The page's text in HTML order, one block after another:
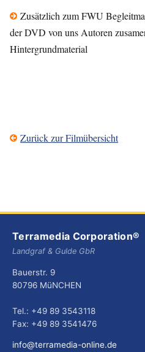
Zusätzlich zum FWU
der DVD von uns Autoren
Hintergrundmaterial
Zurück zur Filmübersicht
Terramedia Corporation®
Landgraf & Gulde GbR
Bauerstr. 9
80796 MüNCHEN
Tel.: +49 89 3543118
Fax: +49 89 3541476
info@terramedia-online.de